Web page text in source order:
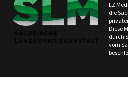
LZ
die
Diese
durch
vom